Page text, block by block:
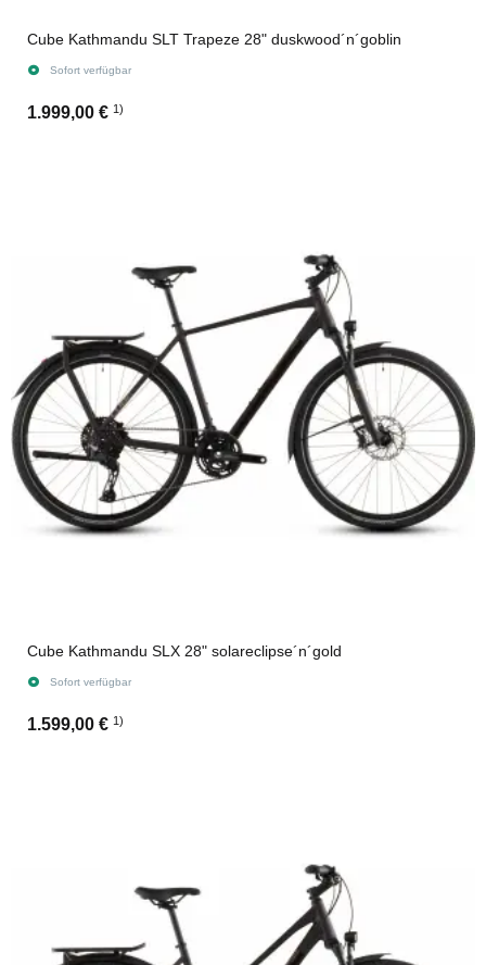
Cube Kathmandu SLT Trapeze 28" duskwood´n´goblin
Sofort verfügbar
1.999,00 € 1)
Cube Kathmandu SLX 28" solareclipse´n´gold
Sofort verfügbar
1.599,00 € 1)